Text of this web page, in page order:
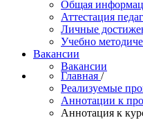
Общая
Аттестация
Личные
Учебно
Вакансии
Вакансии
Главная /
Реализуемые
Аннотации к
Аннотация к